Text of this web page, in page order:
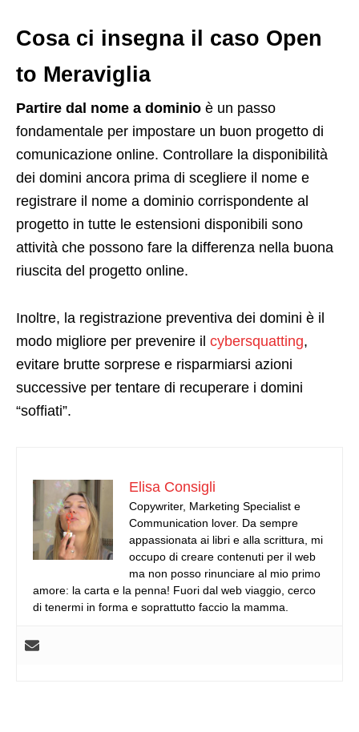
Cosa ci insegna il caso Open
to Meraviglia
Partire dal nome a dominio è un passo
fondamentale per impostare un buon progetto di
comunicazione online. Controllare la disponibilità
dei domini ancora prima di scegliere il nome e
registrare il nome a dominio corrispondente al
progetto in tutte le estensioni disponibili sono
attività che possono fare la differenza nella buona
riuscita del progetto online.
Inoltre, la registrazione preventiva dei domini è il
modo migliore per prevenire il cybersquatting,
evitare brutte sorprese e risparmiarsi azioni
successive per tentare di recuperare i domini
“soffiati”.
Elisa Consigli
Copywriter, Marketing Specialist e
Communication lover. Da sempre
appassionata ai libri e alla scrittura, mi
occupo di creare contenuti per il web
ma non posso rinunciare al mio primo
amore: la carta e la penna! Fuori dal web viaggio, cerco
di tenermi in forma e soprattutto faccio la mamma.